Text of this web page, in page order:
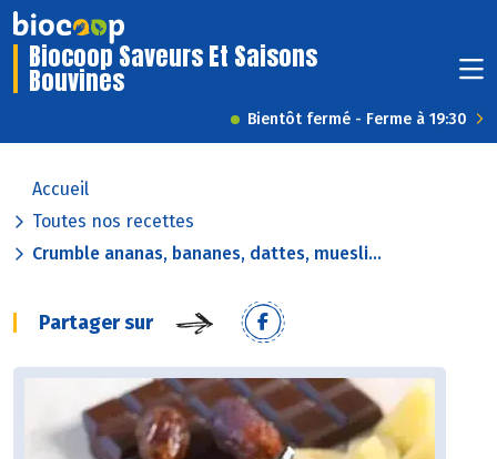
Biocoop Saveurs Et Saisons
Bouvines
Bientôt fermé - Ferme à 19:30
Accueil
Toutes nos recettes
Crumble ananas, bananes, dattes, muesli...
Partager sur